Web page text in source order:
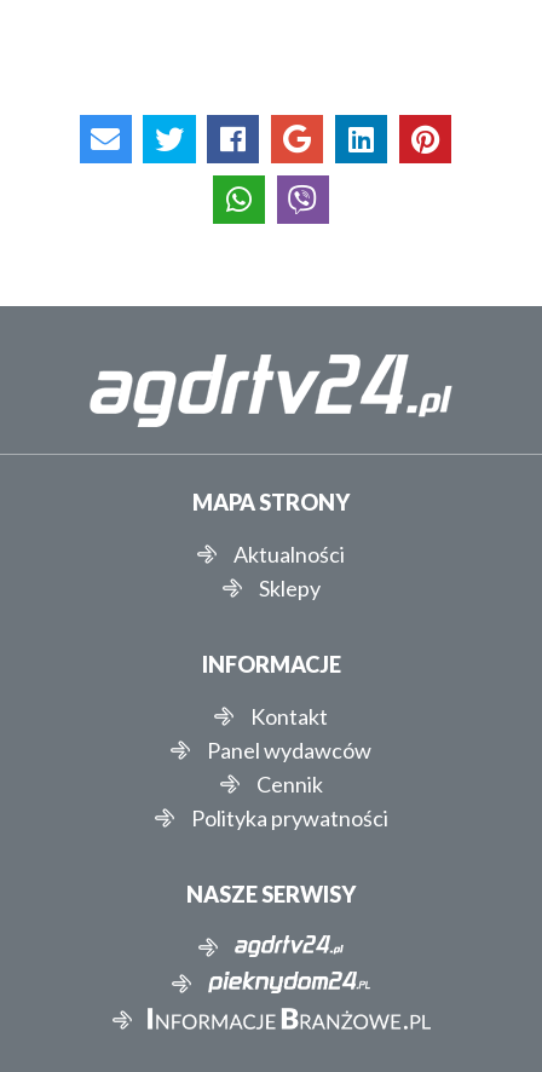
MAPA STRONY
Aktualności
Sklepy
INFORMACJE
Kontakt
Panel wydawców
Cennik
Polityka prywatności
NASZE SERWISY